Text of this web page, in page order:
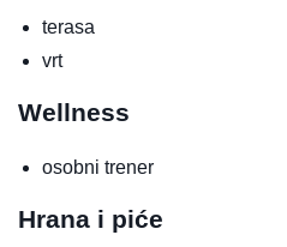
terasa
vrt
Wellness
osobni trener
Hrana i piće